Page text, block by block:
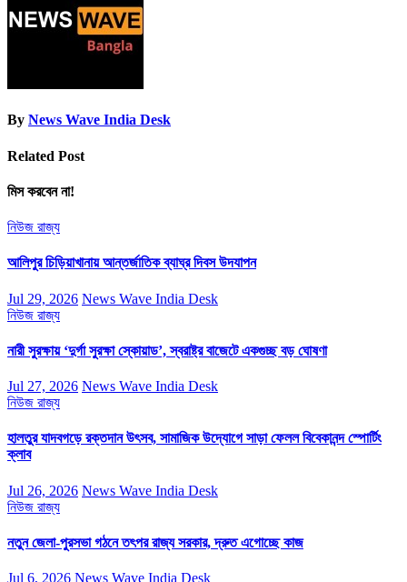
By News Wave India Desk
Related Post
মিস করবেন না!
নিউজ রাজ্য
আলিপুর চিড়িয়াখানায় আন্তর্জাতিক ব্যাঘ্র দিবস উদযাপন
Jul 29, 2026 News Wave India Desk
নিউজ রাজ্য
নারী সুরক্ষায় ‘দুর্গা সুরক্ষা স্কোয়াড’, স্বরাষ্ট্র বাজেটে একগুচ্ছ বড় ঘোষণা
Jul 27, 2026 News Wave India Desk
নিউজ রাজ্য
হালতুর যাদবগড়ে রক্তদান উৎসব, সামাজিক উদ্যোগে সাড়া ফেলল বিবেকানন্দ স্পোর্টিং
ক্লাব
Jul 26, 2026 News Wave India Desk
নিউজ রাজ্য
নতুন জেলা-পুরসভা গঠনে তৎপর রাজ্য সরকার, দ্রুত এগোচ্ছে কাজ
Jul 6, 2026 News Wave India Desk